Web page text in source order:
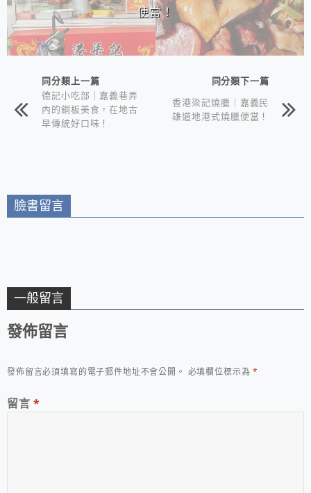
便當！
同分類上一篇
德記小吃部｜嘉義巷弄
內的銅板美食，在地古
早傳統好口味！
同分類下一篇
香港梁記燒臘｜嘉義民
雄道地港式燒臘便當！
臉書留言
一般留言
發佈留言
發佈留言必須填寫的電子郵件地址不會公開。 必填欄位標示為*
留言 *